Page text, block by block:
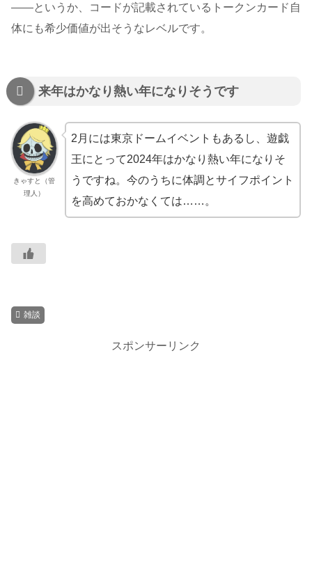
――というか、コードが記載されているトークンカード自
体にも希少価値が出そうなレベルです。
来年はかなり熱い年になりそうです
きゃすと（管
理人）
2月には東京ドームイベントもあるし、遊戯
王にとって2024年はかなり熱い年になりそ
うですね。今のうちに体調とサイフポイント
を高めておかなくては……。
雑談
スポンサーリンク